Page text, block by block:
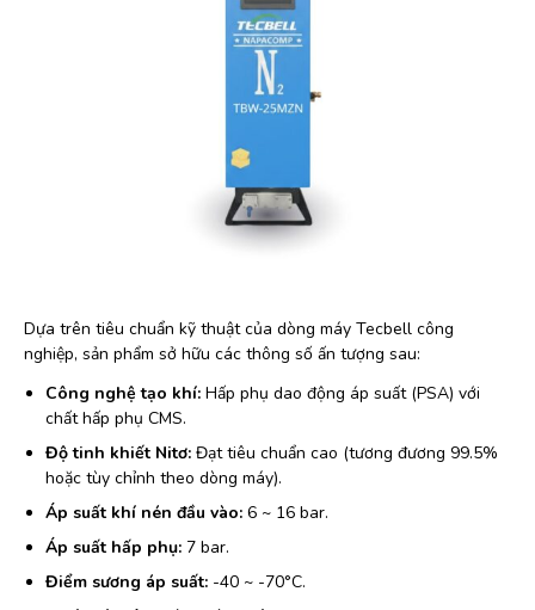
Dựa trên tiêu chuẩn kỹ thuật của dòng máy Tecbell công
nghiệp, sản phẩm sở hữu các thông số ấn tượng sau:
Công nghệ tạo khí: Hấp phụ dao động áp suất (PSA) với
chất hấp phụ CMS.
Độ tinh khiết Nitơ: Đạt tiêu chuẩn cao (tương đương 99.5%
hoặc tùy chỉnh theo dòng máy).
Áp suất khí nén đầu vào: 6 ~ 16 bar.
Áp suất hấp phụ: 7 bar.
Điểm sương áp suất: -40 ~ -70°C.